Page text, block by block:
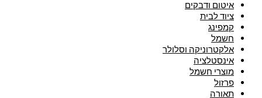
איטום ודבקים
ציוד לבית
קמפינג
חשמל
אלקטרוניקה וסלולר
אינסטלציה
מוצרי חשמל
פרזול
תאורה